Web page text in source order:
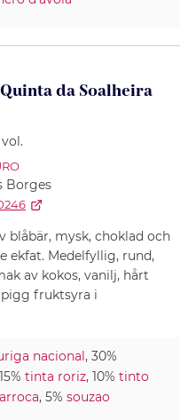
da Soalheira
vol.
Borges
blåbär, mysk, choklad och
ekfat. Medelfyllig, rund,
av kokos, vanilj, hårt
fruktsyra i
nacional, 30%
tinta roriz, 10% tinto
, 5% souzao